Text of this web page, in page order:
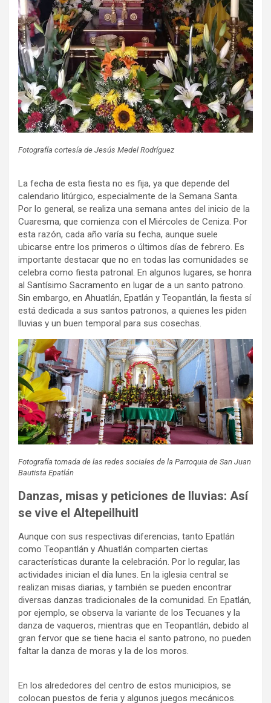
Fotografía cortesía de Jesús Medel Rodríguez
La fecha de esta fiesta no es fija, ya que depende del
calendario litúrgico, especialmente de la Semana Santa.
Por lo general, se realiza una semana antes del inicio de la
Cuaresma, que comienza con el Miércoles de Ceniza. Por
esta razón, cada año varía su fecha, aunque suele
ubicarse entre los primeros o últimos días de febrero. Es
importante destacar que no en todas las comunidades se
celebra como fiesta patronal. En algunos lugares, se honra
al Santísimo Sacramento en lugar de a un santo patrono.
Sin embargo, en Ahuatlán, Epatlán y Teopantlán, la fiesta sí
está dedicada a sus santos patronos, a quienes les piden
lluvias y un buen temporal para sus cosechas.
Fotografía tomada de las redes sociales de la Parroquia de San Juan
Bautista Epatlán
Danzas, misas y peticiones de lluvias: Así
se vive el Altepeilhuitl
Aunque con sus respectivas diferencias, tanto Epatlán
como Teopantlán y Ahuatlán comparten ciertas
características durante la celebración. Por lo regular, las
actividades inician el día lunes. En la iglesia central se
realizan misas diarias, y también se pueden encontrar
diversas danzas tradicionales de la comunidad. En Epatlán,
por ejemplo, se observa la variante de los Tecuanes y la
danza de vaqueros, mientras que en Teopantlán, debido al
gran fervor que se tiene hacia el santo patrono, no pueden
faltar la danza de moras y la de los moros.
En los alrededores del centro de estos municipios, se
colocan puestos de feria y algunos juegos mecánicos.